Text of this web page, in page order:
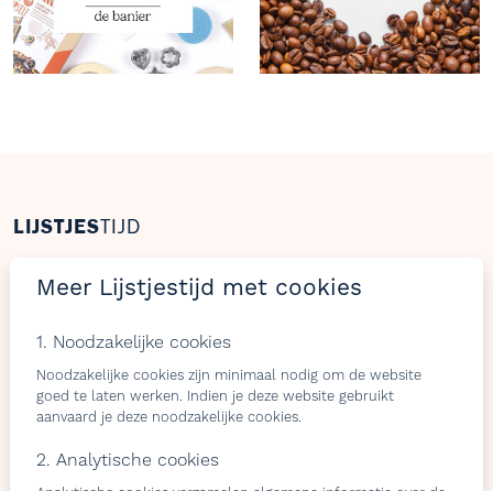
LIJSTJESTIJD
verlanglijstjes te maken met producten van gelijk welke
Bezoekers
Verlangslijstjes maken
Shops & belevingen
Meer Lijstjestijd met cookies
1. Noodzakelijke cookies
Noodzakelijke cookies zijn minimaal nodig om de website
goed te laten werken. Indien je deze website gebruikt
aanvaard je deze noodzakelijke cookies.
2. Analytische cookies